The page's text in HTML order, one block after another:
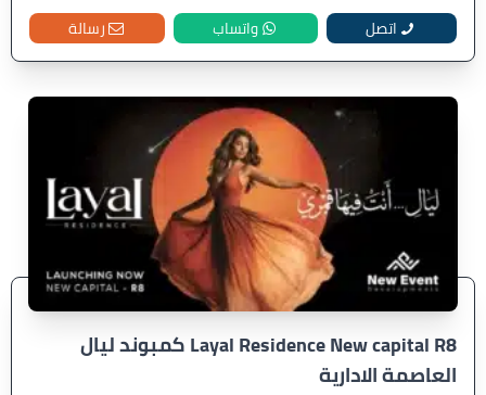
اتصل واتساب رسالة
Layal Residence New capital R8 كمبوند ليال
العاصمة الادارية